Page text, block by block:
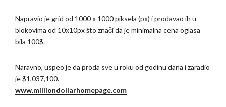
Napravio je grid od 1000 x 1000 piksela (px) i prodavao ih u
blokovima od 10x10px što znači da je minimalna cena oglasa
bila 100$.
Naravno, uspeo je da proda sve u roku od godinu dana i zaradio
je $1,037,100.
www.milliondollarhomepage.com